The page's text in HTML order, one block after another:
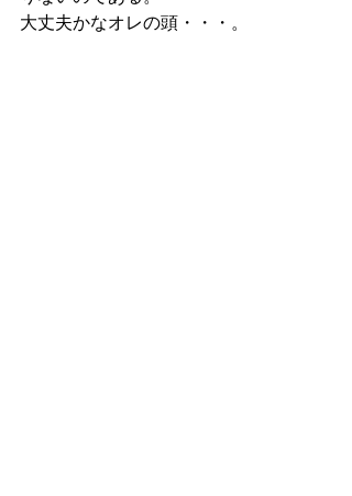
大丈夫かなオレの頭・・・。